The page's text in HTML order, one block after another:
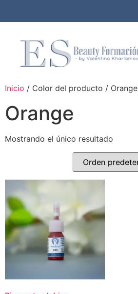
Inicio / Color del producto / Orange
Orange
Mostrando el único resultado